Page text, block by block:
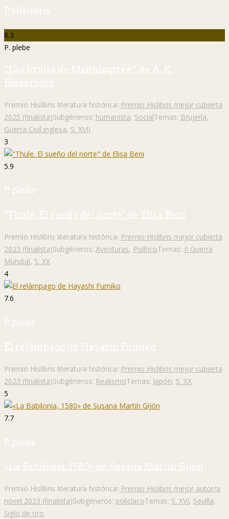
P. Hislibris
8.3
P. plebe
“Las brujas de Manningtree” de A. K.
Blakemore
Premio Hislibris literatura histórica: Premio Hislibris mejor cubierta
2025 (finalista)Subgéneros: humanista, SocialTemas: Brujería,
Guerra Civil inglesa, S. XVII
3
5.9
P. plebe
"Thule. El sueño del norte" de Elisa Beni
Premio Hislibris literatura histórica: Premio Hislibris mejor cubierta
2023 (finalista)Subgéneros: Aventuras, PolíticoTemas: II Guerra
Mundial, S. XX
4
7.6
P. plebe
El relámpago de Hayashi Fumiko
Premio Hislibris literatura histórica: Premio Hislibris mejor cubierta
2023 (finalista)Subgéneros: RealismoTemas: Japón, S. XX
5
7.7
P. plebe
«La Babilonia, 1580» de Susana Martín Gijón
Premio Hislibris literatura histórica: Premio Hislibris mejor autor/a
novel 2023 (finalista)Subgéneros: policíacoTemas: S. XVI, Sevilla,
Siglo de oro